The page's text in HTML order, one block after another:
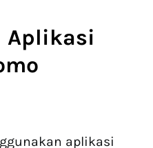
Aplikasi
aplikasi